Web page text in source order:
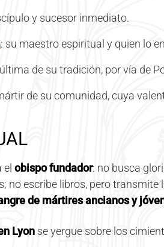
y sucesor inmediato.
: su maestro espiritual y quien lo
de su tradición, por vía de
de su comunidad, cuya
el obispo fundador: no busca
no escribe libros, pero transmite
de mártires ancianos y
Lyon se yergue sobre los